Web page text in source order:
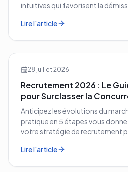
intuitives qui favorisent la
Lire l'article
28 juillet 2026
Recrutement 2026 : Le
pour Surclasser la
Anticipez les évolutions du
pratique en 5 étapes vous
votre stratégie de recrutement
Lire l'article